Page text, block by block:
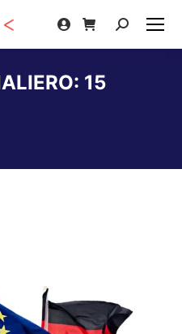
Cerca:
15